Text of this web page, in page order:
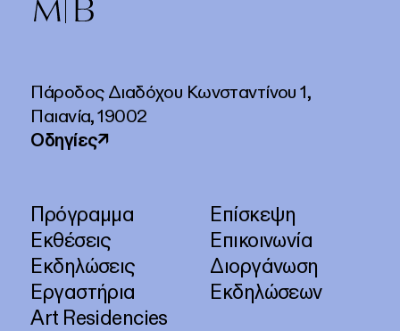
Πρόγραμμα
Εκθέσεις
Εκδηλώσεις
Εργαστήρια
Art Residencies
Επίσκεψη
Επικοινωνία
Διοργάνωση
Εκδηλώσεων
Πάροδος Διαδόχου Κωνσταντίνου 1,
Παιανία, 19002
Οδηγίες↗